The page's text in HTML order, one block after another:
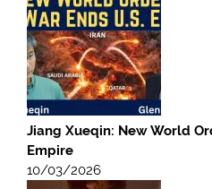
Jiang Xueqin: New World
Empire
10/03/2026